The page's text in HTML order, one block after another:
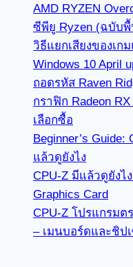
AMD RYZEN
ซีพียู Ryzen (ฉบับ
วิธีแยกเสียงของเก
Windows 10 April
ถอดรหัส Raven
กราฟิก Radeon
เลือกซื้อ
Beginner’s
แล้วดูยังไง
CPU-Z มีแล้วดูยัง
Graphics Card
CPU-Z โปรแกรม
– เมนบอร์ดและชิป